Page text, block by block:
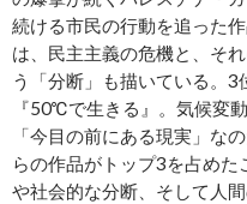
続ける市民の行動を追った
は、民主主義の危機と、そ
う「分断」も描いている。
『50℃で生きる』。気候変
「今目の前にある現実」な
らの作品がトップ3を占め
や社会的な分断、そして人